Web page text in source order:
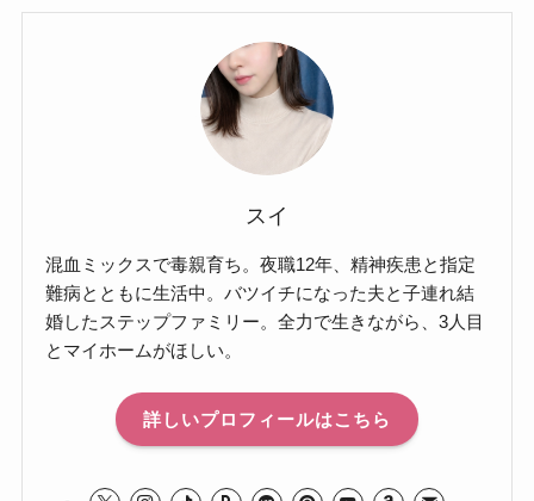
スイ
混血ミックスで毒親育ち。夜職12年、精神疾患と指定
難病とともに生活中。バツイチになった夫と子連れ結
婚したステップファミリー。全力で生きながら、3人目
とマイホームがほしい。
詳しいプロフィールはこちら